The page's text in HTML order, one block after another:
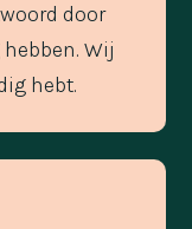
door
Wij
hebt.